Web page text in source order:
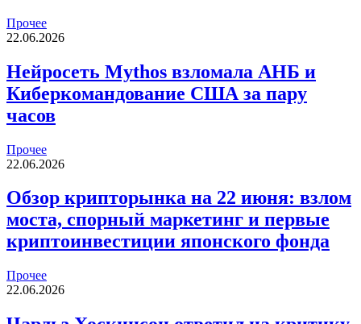
Прочее
22.06.2026
Нейросеть Mythos взломала АНБ и
Киберкомандование США за пару
часов
Прочее
22.06.2026
Обзор крипторынка на 22 июня: взлом
моста, спорный маркетинг и первые
криптоинвестиции японского фонда
Прочее
22.06.2026